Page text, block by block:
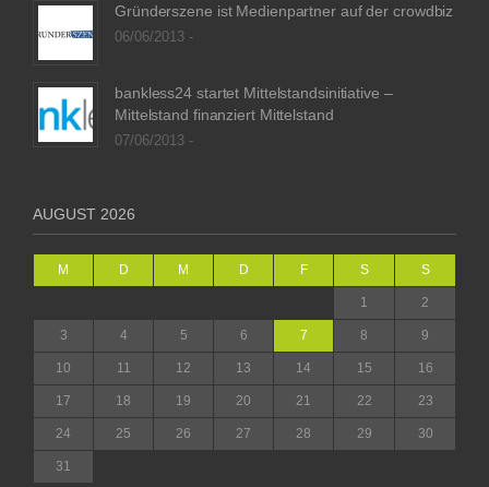
Gründerszene ist Medienpartner auf der crowdbiz
06/06/2013 -
bankless24 startet Mittelstandsinitiative –
Mittelstand finanziert Mittelstand
07/06/2013 -
AUGUST 2026
M D M D F S S
1 2
3 4 5 6 7 8 9
10 11 12 13 14 15 16
17 18 19 20 21 22 23
24 25 26 27 28 29 30
31